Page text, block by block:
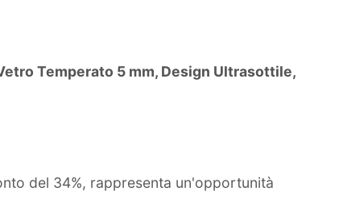
Temperato 5 mm, Design Ultrasottile,
del 34%, rappresenta un'opportunità